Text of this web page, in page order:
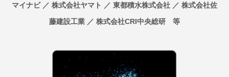
マイナビ ／ 株式会社ヤマト ／ 東都積水株式会社 ／ 株式会社佐
藤建設工業 ／ 株式会社CRI中央総研 等